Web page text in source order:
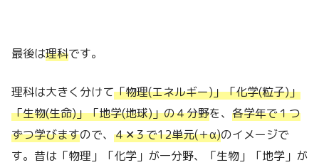
最後は理科です。
理科は大きく分けて「物理(エネルギー)」「化学(粒子)」
「生物(生命)」「地学(地球)」の４分野を、 各学年で１つ
ずつ学びますので、 ４✕３で12単元(＋α)のイメージで
す。昔は「物理」「化学」が一分野、「生物」「地学」が